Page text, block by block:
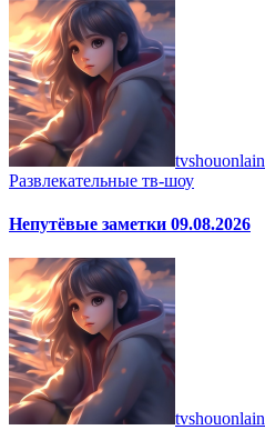
tvshouonlain
Развлекательные тв-шоу
Непутёвые заметки 09.08.2026
tvshouonlain